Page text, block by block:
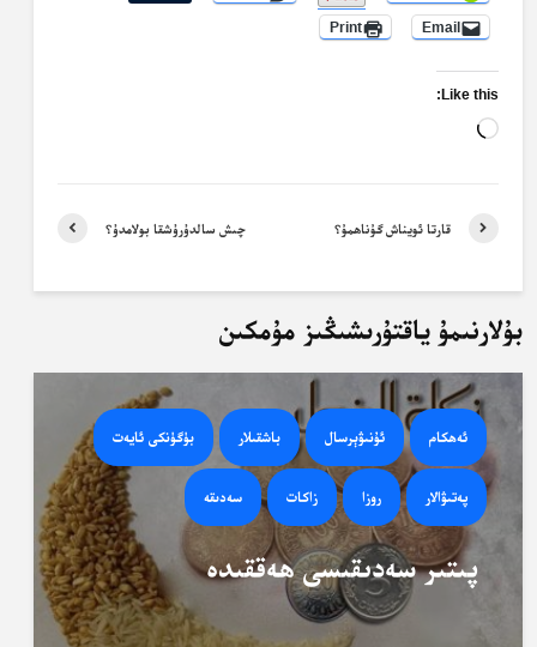
Email
Print
Like this:
Loading…
چىش سالدۇرۇشقا بولامدۇ؟ قارتا ئويناش گۇناھمۇ؟
بۇلارنىمۇ ياقتۇرىشىڭىز مۇمكىن
ئەھكام ئۇنىۋېرسال باشقىلار بۈگۈنكى ئايەت
پەتىۋالار روزا زاكات سەدىقە
پىتىر سەدىقىسى ھەققىدە